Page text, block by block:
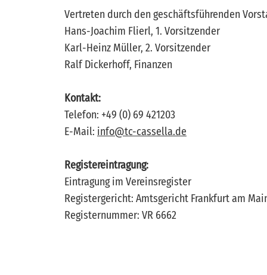
Vertreten durch den geschäftsführenden
Hans-Joachim Flierl, 1. Vorsitzender
Karl-Heinz Müller, 2. Vorsitzender
Ralf Dickerhoff, Finanzen
Kontakt:
Telefon: +49 (0) 69 421203
E-Mail: info@tc-cassella.de
Registereintragung:
Eintragung im Vereinsregister
Registergericht: Amtsgericht Frankfurt am
Registernummer: VR 6662